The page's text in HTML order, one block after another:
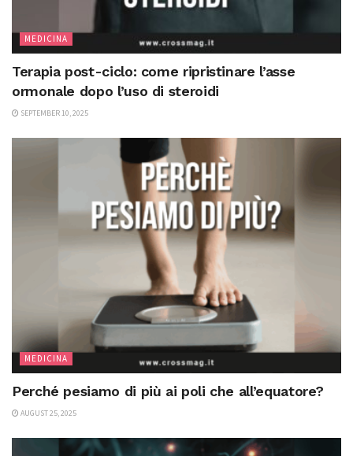
MEDICINA
Terapia post-ciclo: come ripristinare l’asse
ormonale dopo l’uso di steroidi
SEPTEMBER 10, 2025
MEDICINA
Perché pesiamo di più ai poli che all’equatore?
AUGUST 25, 2025